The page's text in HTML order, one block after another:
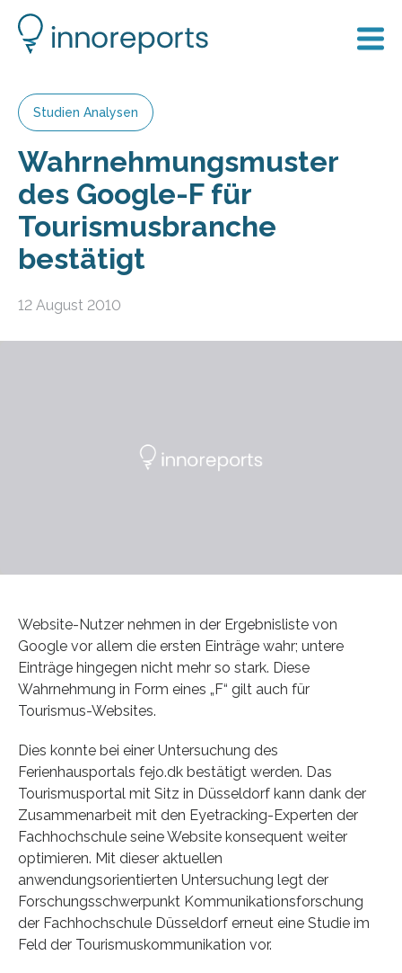
Studien Analysen
Wahrnehmungsmuster
des Google-F für
Tourismusbranche
bestätigt
12 August 2010
Website-Nutzer nehmen in der Ergebnisliste von
Google vor allem die ersten Einträge wahr; untere
Einträge hingegen nicht mehr so stark. Diese
Wahrnehmung in Form eines „F“ gilt auch für
Tourismus-Websites.
Dies konnte bei einer Untersuchung des
Ferienhausportals fejo.dk bestätigt werden. Das
Tourismusportal mit Sitz in Düsseldorf kann dank der
Zusammenarbeit mit den Eyetracking-Experten der
Fachhochschule seine Website konsequent weiter
optimieren. Mit dieser aktuellen
anwendungsorientierten Untersuchung legt der
Forschungsschwerpunkt Kommunikationsforschung
der Fachhochschule Düsseldorf erneut eine Studie im
Feld der Tourismuskommunikation vor.